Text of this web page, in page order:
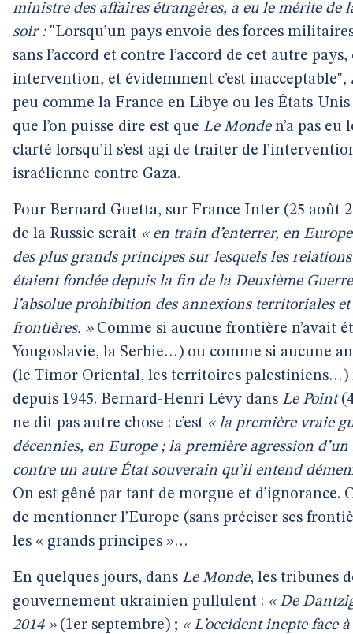
ministre des affaires étrangères, a eu le mérite de
soir :"Lorsqu’un pays envoie des forces
sans l’accord et contre l’accord de cet autre pays,
intervention, et évidemment c’est inacceptable",
peu comme la France en Libye ou les États-
que l’on puisse dire est que Le Monden’a pas eu
clarté lorsqu’il s’est agi de traiter de
israélienne contre Gaza.
Pour Bernard Guetta, sur France Inter (25 août
de la Russie serait « en train d’enterrer, en
des plus grands principes sur lesquels les
étaient fondée depuis la fin de la Deuxième
l’absolue prohibition des annexions territoriales
frontières. »Comme si aucune frontière n’avait
Yougoslavie, la Serbie…) ou comme si aucune
(le Timor Oriental, les territoires palestiniens…)
depuis 1945. Bernard-Henri Lévy dans Le Point
ne dit pas autre chose : c’est « la première vraie
décennies, en Europe ; la première agression
contre un autre État souverain qu’il entend
On est gêné par tant de morgue et d’ignorance.
de mentionner l’Europe (sans préciser ses
les « grands principes »…
En quelques jours, dans Le Monde, les tribunes
gouvernement ukrainien pullulent : « De
2014 »(1er septembre) ; « L’occident inepte face